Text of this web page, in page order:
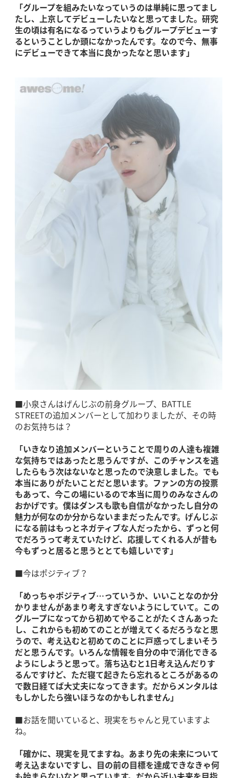
「グループを組みたいなっていうのは単純に思ってまし
たし、上京してデビューしたいなと思ってました。研究
生の頃は有名になるっていうよりもグループデビューす
るということしか頭になかったんです。なので今、無事
にデビューできて本当に良かったなと思います」
■小泉さんはげんじぶの前身グループ、BATTLE
STREETの追加メンバーとして加わりましたが、その時
のお気持ちは？
「いきなり追加メンバーということで周りの人達も複雑
な気持ちではあったと思うんですが、このチャンスを逃
したらもう次はないなと思ったので決意しました。でも
本当にありがたいことだと思います。ファンの方の投票
もあって、今この場にいるので本当に周りのみなさんの
おかげです。僕はダンスも歌も自信がなかったし自分の
魅力が何なのか分からないままだったんです。げんじぶ
になる前はもっとネガティブな人だったから、ずっと何
でだろうって考えていたけど、応援してくれる人が昔も
今もずっと居ると思うととても嬉しいです」
■今はポジティブ？
「めっちゃポジティブ…っていうか、いいことなのか分
かりませんがあまり考えすぎないようにしていて。この
グループになってから初めてやることがたくさんあった
し、これからも初めてのことが増えてくるだろうなと思
うので、考え込むと初めてのことに戸惑ってしまいそう
だと思うんです。いろんな情報を自分の中で消化できる
ようにしようと思って。落ち込むと1日考え込んだりす
るんですけど、ただ寝て起きたら忘れるところがあるの
で数日経てば大丈夫になってきます。だからメンタルは
もしかしたら強いほうなのかもしれません」
■お話を聞いていると、現実をちゃんと見ていますよ
ね。
「確かに、現実を見てますね。あまり先の未来について
考え込まないですし、目の前の目標を達成できなきゃ何